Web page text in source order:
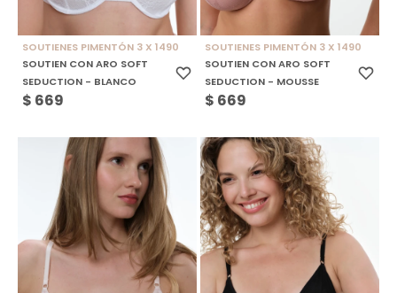
SOUTIENES PIMENTÓN 3 X 1490
SOUTIEN CON ARO SOFT
SEDUCTION - BLANCO
$ 669
SOUTIENES PIMENTÓN 3 X 1490
SOUTIEN CON ARO SOFT
SEDUCTION - MOUSSE
$ 669